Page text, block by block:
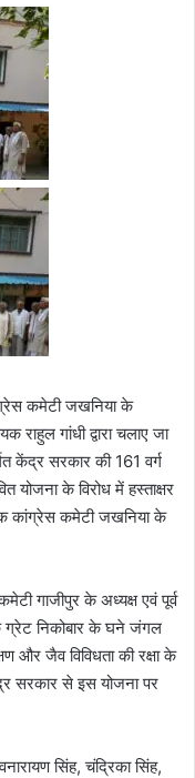
कमेटी जखनिया के
राहुल गांधी द्वारा चलाए जा
केंद्र सरकार की 161 वर्ग
योजना के विरोध में हस्ताक्षर
कांग्रेस कमेटी जखनिया के
गाजीपुर के अध्यक्ष एवं पूर्व
ग्रेट निकोबार के घने जंगल
और जैव विविधता की रक्षा के
सरकार से इस योजना पर
सिंह, चंद्रिका सिंह,